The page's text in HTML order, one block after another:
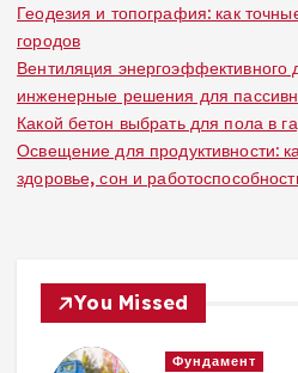
Геодезия и топография: как
городов
Вентиляция
инженерные решения для
Какой бетон выбрать для пола в
Освещение для продуктивности:
здоровье, сон и
You Missed
Вентиляция